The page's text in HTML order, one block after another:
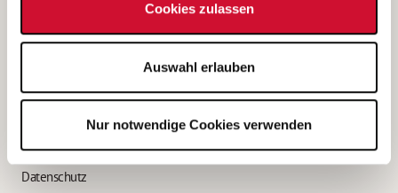
Cookies zulassen
Auswahl erlauben
Nur notwendige Cookies verwenden
Bewerbung als Erzieher*in
AWO Gliederungen nach Bundesland
Impressum
Datenschutz